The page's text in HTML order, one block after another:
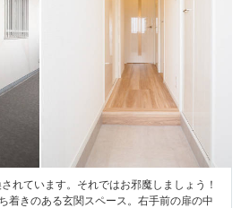
れています。それではお邪魔しましょう！
着きのある玄関スペース。右手前の扉の中